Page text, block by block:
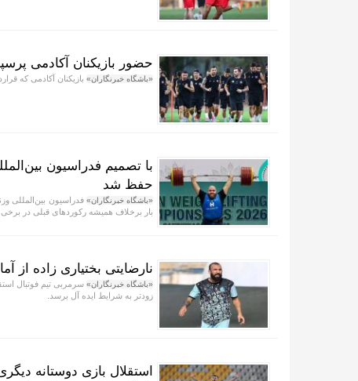
حضور بازیکنان آکادمی
«باشگاه خبرنگاران» بازیکنان آکادمی که
با تصمیم فدراسیون
حفظ شد
«باشگاه خبرنگاران» فدراسیون بین‌المللی
بار برخلاف همیشه رکورد‌های قبلی در برخی
نارضایتی بختیاری زاده از
«باشگاه خبرنگاران» سرمربی تیم فوتبال
زودتر به شرایط ایده آل برسد.
استقلال بازی دوستانه